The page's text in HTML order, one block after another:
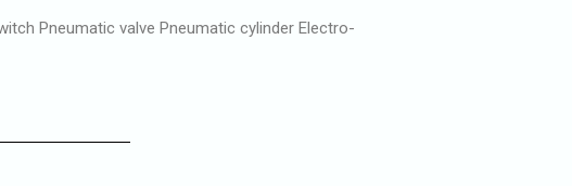
Pneumatic valve Pneumatic cylinder Electro-